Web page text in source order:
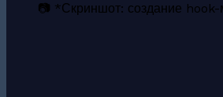
📷 *Скриншот: создание